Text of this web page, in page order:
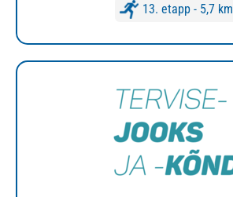
13. etapp - 5,7 km